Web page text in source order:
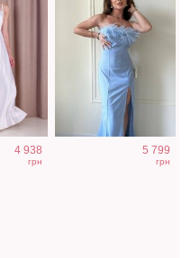
4 938
грн
5 799
грн